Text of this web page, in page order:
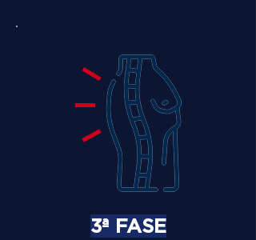
3ª FASE